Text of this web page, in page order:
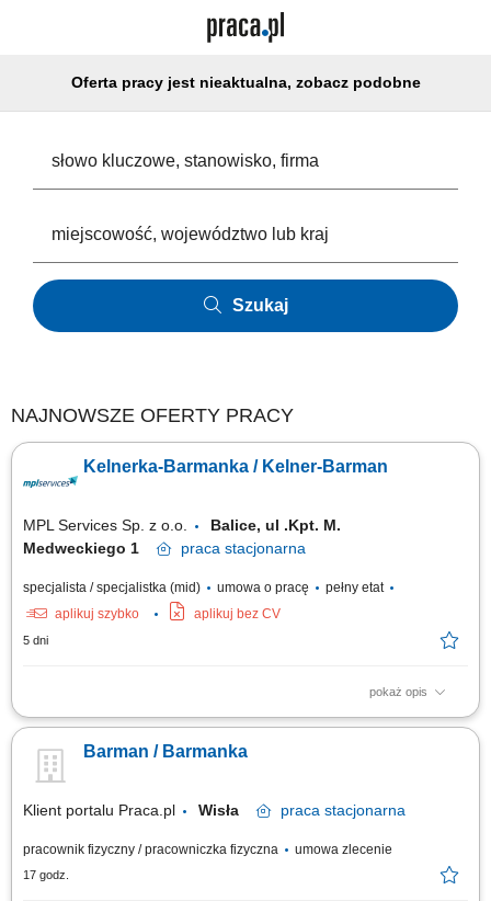
Oferta pracy jest nieaktualna, zobacz podobne
Szukaj
NAJNOWSZE OFERTY PRACY
Kelnerka-Barmanka / Kelner-Barman
MPL Services Sp. z o.o.
Balice, ul .Kpt. M.
Medweckiego 1
praca stacjonarna
specjalista / specjalistka (mid) umowa o pracę
pełny etat
aplikuj szybko
aplikuj bez CV
5 dni
pokaż opis
Opis stanowiska pracy Staranne prowadzenie sprzedaży bezpośredniej
Bieżące utrzymanie czystości w podległym punkcie sprzedaży;
Przyjmowanie i realizacja zamówień konsumenta; Wymagania
Barman / Barmanka
Klient portalu Praca.pl Wisła praca stacjonarna
pracownik fizyczny / pracowniczka fizyczna umowa zlecenie
17 godz.